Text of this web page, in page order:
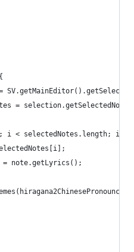
=
i < selectedNotes.length; i++)
note.getLyrics();